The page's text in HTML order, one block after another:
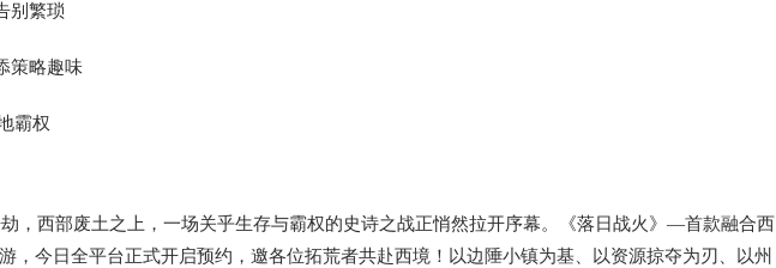
别繁琐
策略趣味
霸权
，西部废土之上，一场关乎生存与霸权的史诗之战正悄然拉开序幕。《落日战火》—首款融合西
，今日全平台正式开启预约，邀各位拓荒者共赴西境！以边陲小镇为基、以资源掠夺为刃、以州